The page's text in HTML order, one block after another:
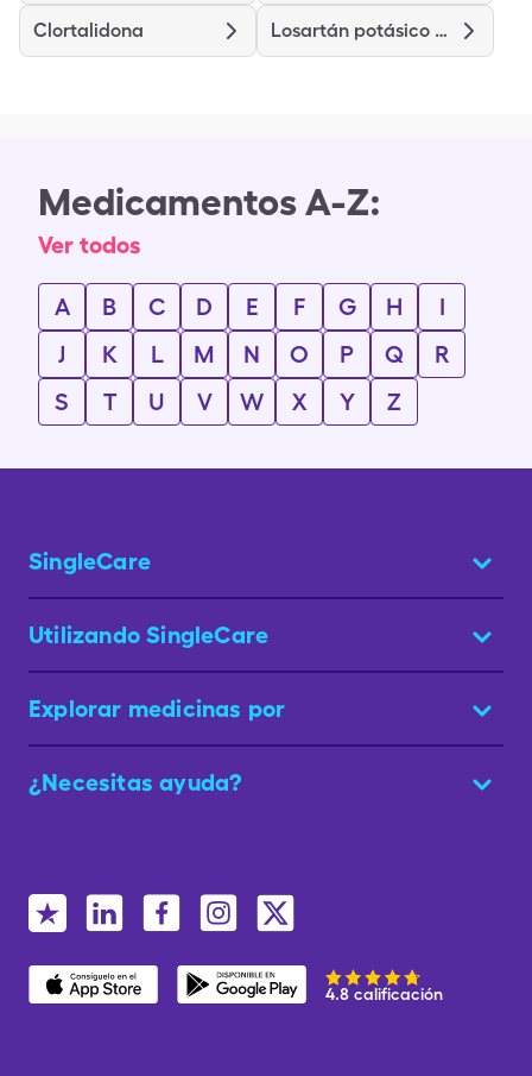
Clortalidona Losartán potásico hidroclorotiazida
Medicamentos A-Z:
Ver todos
A B C D E F G H
I
J
K L M N O P Q
R
S
T U V W X Y Z
SingleCare
Utilizando SingleCare
Explorar medicinas por
¿Necesitas ayuda?
4.8 calificación